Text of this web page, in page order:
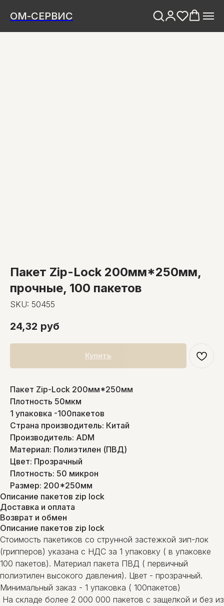
ОМ-СЕРВИС
Пакет Zip-Lock 200мм*250мм,
прочные, 100 пакетов
SKU: 50455
24,32 руб
Купить
Пакет Zip-Lock 200мм*250мм
Плотность 50мкм
1 упаковка -100пакетов
Страна производитель: Китай
Производитель: ADM
Материал: Полиэтилен (ПВД)
Цвет: Прозрачный
Плотность: 50 микрон
Размер: 200*250мм
Описание пакетов zip lock
Доставка и оплата
Возврат и обмен
Описание пакетов zip lock
Стоимость пакетиков со струнной застежкой зип-лок
(грипперов) указана с НДС за 1 упаковку ( в упаковке
100 пакетов). Материал пакета ПВД ( первичный
полиэтилен высокого давления). Цвет - прозрачный.
Минимальный заказ - 1 упаковка ( 100пакетов)
На складе более 2 000 000 пакетов с защелкой и без из